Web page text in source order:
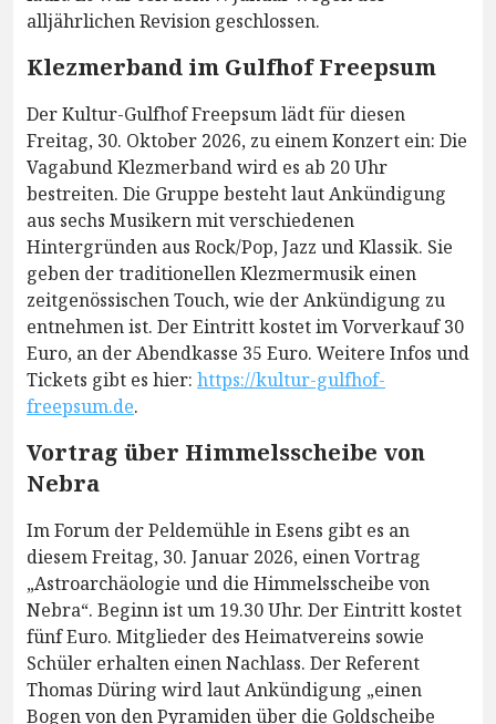
alljährlichen Revision geschlossen.
Klezmerband im Gulfhof Freepsum
Der Kultur-Gulfhof Freepsum lädt für diesen
Freitag, 30. Oktober 2026, zu einem Konzert ein: Die
Vagabund Klezmerband wird es ab 20 Uhr
bestreiten. Die Gruppe besteht laut Ankündigung
aus sechs Musikern mit verschiedenen
Hintergründen aus Rock/Pop, Jazz und Klassik. Sie
geben der traditionellen Klezmermusik einen
zeitgenössischen Touch, wie der Ankündigung zu
entnehmen ist. Der Eintritt kostet im Vorverkauf 30
Euro, an der Abendkasse 35 Euro. Weitere Infos und
Tickets gibt es hier: https://kultur-gulfhof-
freepsum.de.
Vortrag über Himmelsscheibe von
Nebra
Im Forum der Peldemühle in Esens gibt es an
diesem Freitag, 30. Januar 2026, einen Vortrag
„Astroarchäologie und die Himmelsscheibe von
Nebra“. Beginn ist um 19.30 Uhr. Der Eintritt kostet
fünf Euro. Mitglieder des Heimatvereins sowie
Schüler erhalten einen Nachlass. Der Referent
Thomas Düring wird laut Ankündigung „einen
Bogen von den Pyramiden über die Goldscheibe